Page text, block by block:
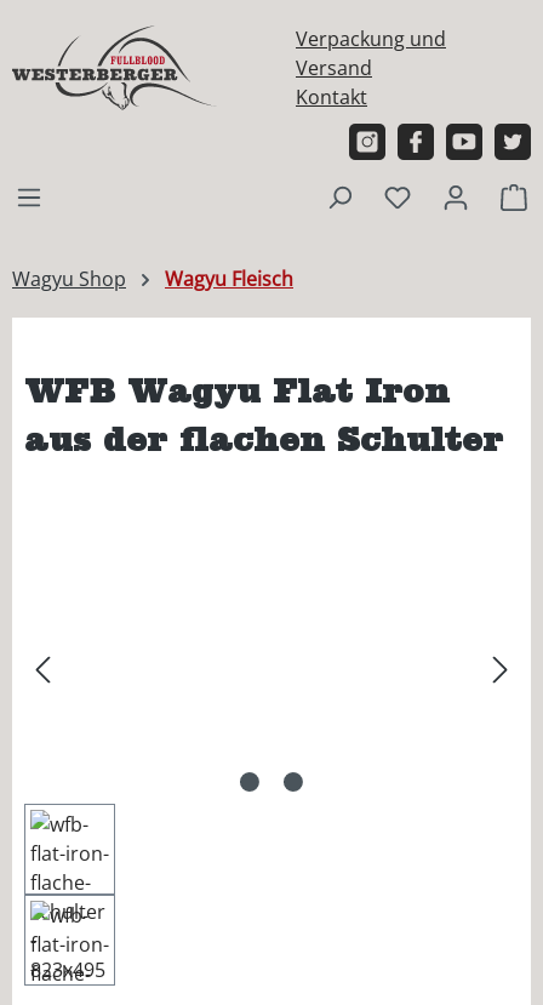
Verpackung und
Versand
Kontakt
Wagyu Shop Wagyu Fleisch
WFB Wagyu Flat Iron
aus der flachen Schulter